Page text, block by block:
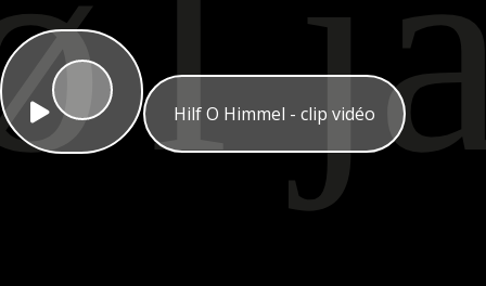
Hilf O Himmel - clip vidéo